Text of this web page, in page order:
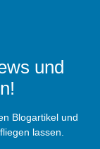
und
Blogartikel und
lassen.